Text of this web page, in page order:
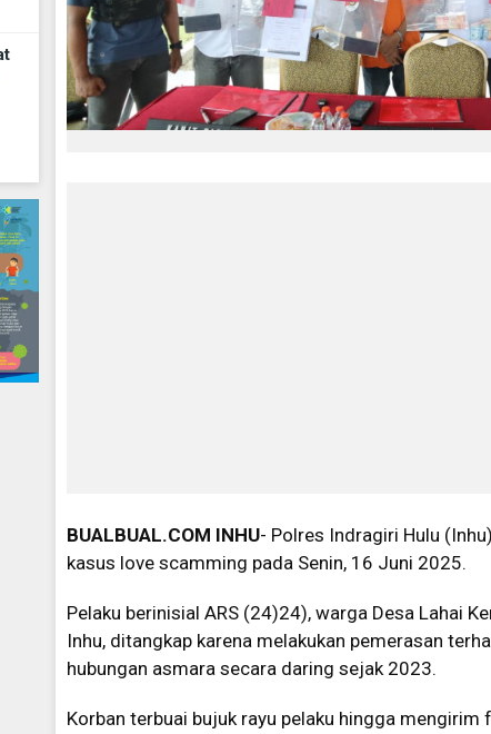
BUALBUAL.COM INHU- Polres Indragiri Hulu
kasus love scamming pada Senin, 16 Juni 2025.
Pelaku berinisial ARS (24)24), warga Desa Lahai
Inhu, ditangkap karena melakukan pemerasan
hubungan asmara secara daring sejak 2023.
Korban terbuai bujuk rayu pelaku hingga